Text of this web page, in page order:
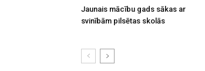
Jaunais mācību gads sākas ar
svinībām pilsētas skolās